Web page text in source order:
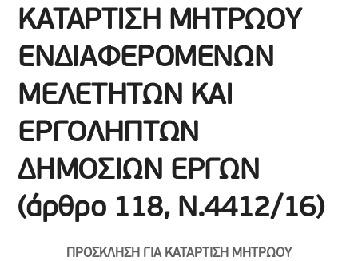
ΚΑΤΑΡΤΙΣΗ ΜΗΤΡΩΟΥ
ΕΝΔΙΑΦΕΡΟΜΕΝΩΝ
ΜΕΛΕΤΗΤΩΝ ΚΑΙ
ΕΡΓΟΛΗΠΤΩΝ
ΔΗΜΟΣΙΩΝ ΕΡΓΩΝ
(άρθρο 118, Ν.4412/16)
ΠΡΟΣΚΛΗΣΗ ΓΙΑ ΚΑΤΑΡΤΙΣΗ ΜΗΤΡΩΟΥ